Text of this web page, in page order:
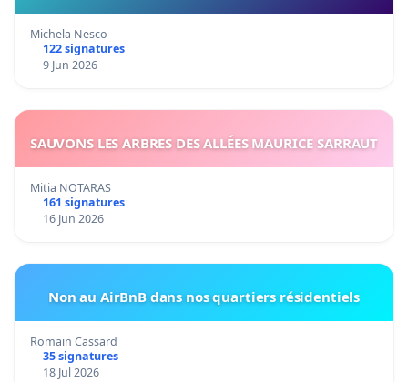
Michela Nesco
122 signatures
9 Jun 2026
SAUVONS LES ARBRES DES ALLÉES MAURICE SARRAUT
Mitia NOTARAS
161 signatures
16 Jun 2026
Non au AirBnB dans nos quartiers résidentiels
Romain Cassard
35 signatures
18 Jul 2026